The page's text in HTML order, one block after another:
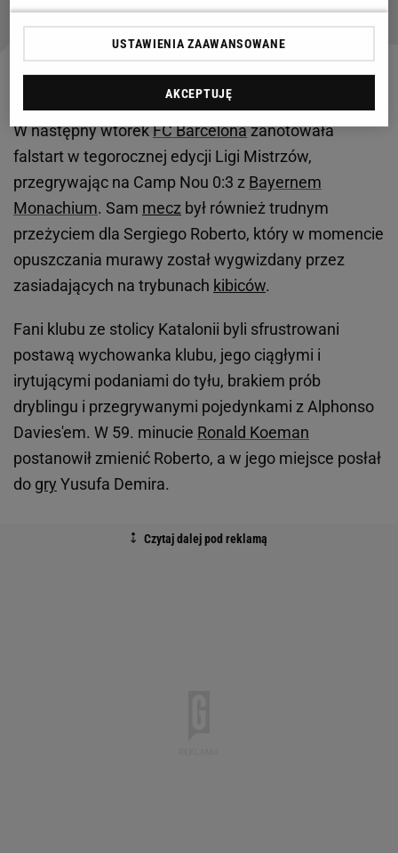
Sergi Roberto wygwizdany przez kibiców
W następny wtorekFC Barcelonazanotowała
falstart w tegorocznej edycji Ligi Mistrzów,
przegrywając na Camp Nou 0:3 z Bayernem
Monachium. Sam mecz był również trudnym
przeżyciem dla Sergiego Roberto, który w momencie
opuszczania murawy został wygwizdany przez
zasiadających na trybunach kibiców.
Fani klubu ze stolicy Katalonii byli sfrustrowani
postawą wychowanka klubu, jego ciągłymi i
irytującymi podaniami do tyłu, brakiem prób
dryblingu i przegrywanymi pojedynkami z Alphonso
Davies'em. W 59. minucie Ronald Koeman
postanowił zmienić Roberto, a w jego miejsce posłał
do gry Yusufa Demira.
USTAWIENIA ZAAWANSOWANE
AKCEPTUJĘ